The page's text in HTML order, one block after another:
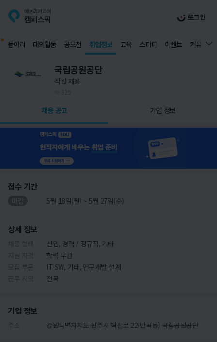
로그인
동아리 대외활동 공모전 취업정보 교육 스터디 이벤트 커뮤니티
국립공원공단
직원 채용
채용 공고 기업 정보
접수 기간
5월 18일(월) ~ 5월 27일(수)
상세 정보
신입, 경력 / 정규직, 기타
학력 무관
IT·SW, 기타, 연구개발·설계
전국
기업 정보
강원특별자치도 원주시 혁신로 22(반곡동) 국립공원공단